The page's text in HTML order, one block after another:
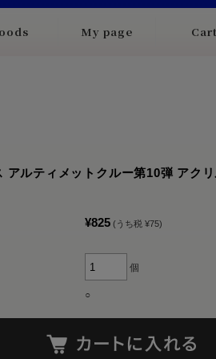
My page Cart
アルティメットクルー第10弾 アク
¥825 (うち税 ¥75)
個
○